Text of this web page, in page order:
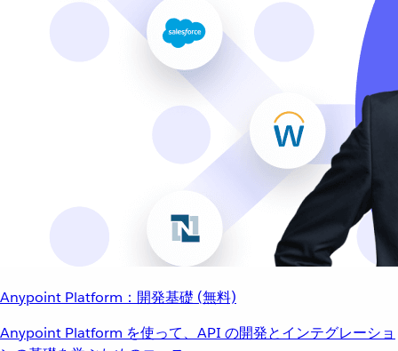
Anypoint Platform：開発基礎 (無料)
Anypoint Platform を使って、API の開発とインテグレーショ